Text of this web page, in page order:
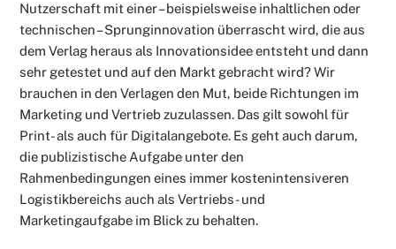
Nutzerschaft mit einer – beispielsweise inhaltlichen oder
technischen – Sprunginnovation überrascht wird, die aus
dem Verlag heraus als Innovationsidee entsteht und dann
sehr getestet und auf den Markt gebracht wird? Wir
brauchen in den Verlagen den Mut, beide Richtungen im
Marketing und Vertrieb zuzulassen. Das gilt sowohl für
Print- als auch für Digitalangebote. Es geht auch darum,
die publizistische Aufgabe unter den
Rahmenbedingungen eines immer kostenintensiveren
Logistikbereichs auch als Vertriebs- und
Marketingaufgabe im Blick zu behalten.